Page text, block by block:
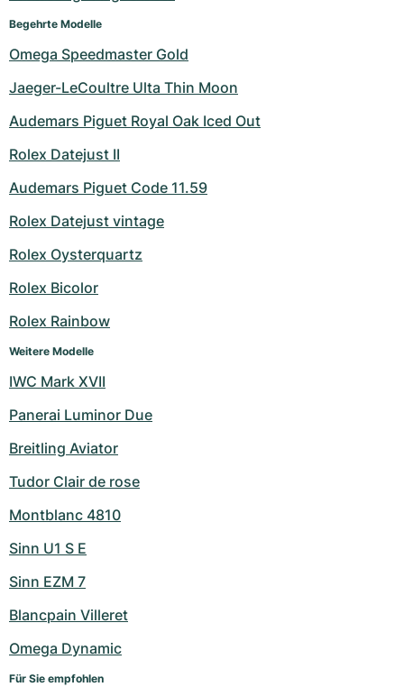
Begehrte Modelle
Omega Speedmaster Gold
Jaeger-LeCoultre Ulta Thin Moon
Audemars Piguet Royal Oak Iced Out
Rolex Datejust II
Audemars Piguet Code 11.59
Rolex Datejust vintage
Rolex Oysterquartz
Rolex Bicolor
Rolex Rainbow
Weitere Modelle
IWC Mark XVII
Panerai Luminor Due
Breitling Aviator
Tudor Clair de rose
Montblanc 4810
Sinn U1 S E
Sinn EZM 7
Blancpain Villeret
Omega Dynamic
Für Sie empfohlen